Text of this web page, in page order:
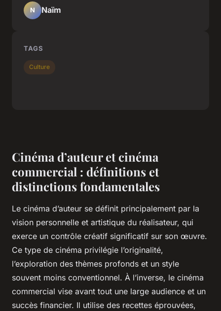
Cinéma d’auteur et cinéma
commercial : définitions et
distinctions fondamentales
Le cinéma d’auteur se définit principalement par la
vision personnelle et artistique du réalisateur, qui
exerce un contrôle créatif significatif sur son œuvre.
Ce type de cinéma privilégie l’originalité,
l’exploration des thèmes profonds et un style
souvent moins conventionnel. À l’inverse, le cinéma
commercial vise avant tout une large audience et un
succès financier. Il utilise des recettes éprouvées,
N Naïm
TAGS
Culture